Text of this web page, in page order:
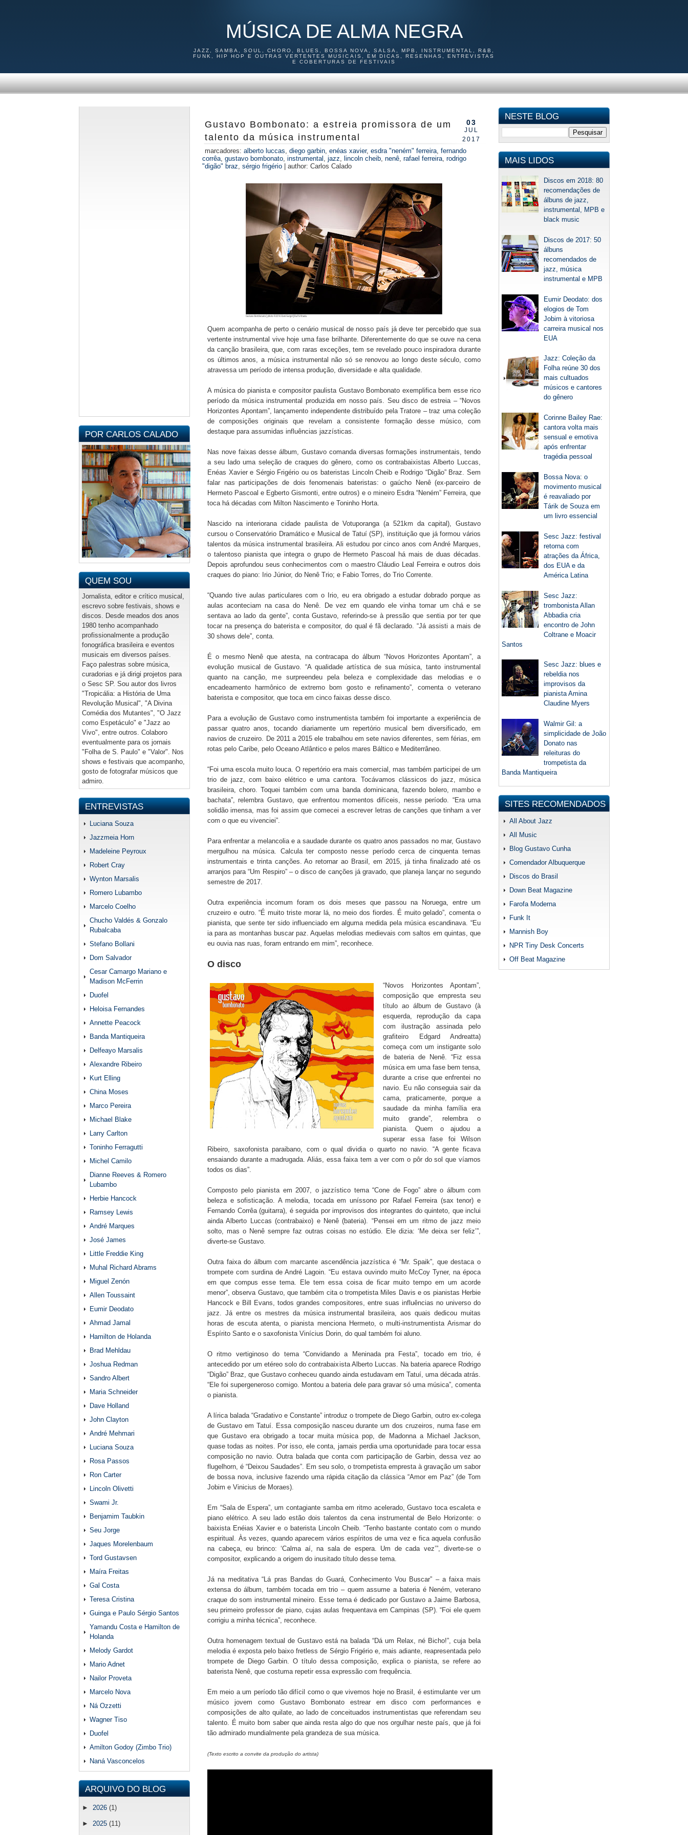
MÚSICA DE ALMA NEGRA
JAZZ, SAMBA, SOUL, CHORO, BLUES, BOSSA NOVA, SALSA, MPB, INSTRUMENTAL, R&B,
FUNK, HIP HOP E OUTRAS VERTENTES MUSICAIS, EM DICAS, RESENHAS, ENTREVISTAS
E COBERTURAS DE FESTIVAIS
POR CARLOS CALADO
QUEM SOU
Jornalista, editor e crítico musical,
escrevo sobre festivais, shows e
discos. Desde meados dos anos
1980 tenho acompanhado
profissionalmente a produção
fonográfica brasileira e eventos
musicais em diversos países.
Faço palestras sobre música,
curadorias e já dirigi projetos para
o Sesc SP. Sou autor dos livros
"Tropicália: a História de Uma
Revolução Musical", "A Divina
Comédia dos Mutantes", "O Jazz
como Espetáculo" e "Jazz ao
Vivo", entre outros. Colaboro
eventualmente para os jornais
"Folha de S. Paulo" e "Valor". Nos
shows e festivais que acompanho,
gosto de fotografar músicos que
admiro.
ENTREVISTAS
Luciana Souza
Jazzmeia Horn
Madeleine Peyroux
Robert Cray
Wynton Marsalis
Romero Lubambo
Marcelo Coelho
Chucho Valdés & Gonzalo
Rubalcaba
Stefano Bollani
Dom Salvador
Cesar Camargo Mariano e
Madison McFerrin
Duofel
Heloisa Fernandes
Annette Peacock
Banda Mantiqueira
Delfeayo Marsalis
Alexandre Ribeiro
Kurt Elling
China Moses
Marco Pereira
Michael Blake
Larry Carlton
Toninho Ferragutti
Michel Camilo
Dianne Reeves & Romero
Lubambo
Herbie Hancock
Ramsey Lewis
André Marques
José James
Little Freddie King
Muhal Richard Abrams
Miguel Zenón
Allen Toussaint
Eumir Deodato
Ahmad Jamal
Hamilton de Holanda
Brad Mehldau
Joshua Redman
Sandro Albert
Maria Schneider
Dave Holland
John Clayton
André Mehmari
Luciana Souza
Rosa Passos
Ron Carter
Lincoln Olivetti
Swami Jr.
Benjamim Taubkin
Seu Jorge
Jaques Morelenbaum
Tord Gustavsen
Maíra Freitas
Gal Costa
Teresa Cristina
Guinga e Paulo Sérgio Santos
Yamandu Costa e Hamilton de
Holanda
Melody Gardot
Mario Adnet
Nailor Proveta
Marcelo Nova
Ná Ozzetti
Wagner Tiso
Duofel
Amilton Godoy (Zimbo Trio)
Naná Vasconcelos
ARQUIVO DO BLOG
► 2026 (1)
► 2025 (11)
03
JUL
2017
Gustavo Bombonato: a estreia promissora de um
talento da música instrumental
marcadores: alberto luccas, diego garbin, enéas xavier, esdra "neném" ferreira, fernando
corrêa, gustavo bombonato, instrumental , jazz, lincoln cheib, nenê, rafael ferreira, rodrigo
"digão" braz, sérgio frigério author: Carlos Calado
Quem acompanha de perto o cenário musical de nosso país já deve ter percebido que sua
vertente instrumental vive hoje uma fase brilhante. Diferentemente do que se ouve na cena
da canção brasileira, que, com raras exceções, tem se revelado pouco inspiradora durante
os últimos anos, a música instrumental não só se renovou ao longo deste século, como
atravessa um período de intensa produção, diversidade e alta qualidade.
A música do pianista e compositor paulista Gustavo Bombonato exemplifica bem esse rico
período da música instrumental produzida em nosso país. Seu disco de estreia – “Novos
Horizontes Apontam”, lançamento independente distribuído pela Tratore – traz uma coleção
de composições originais que revelam a consistente formação desse músico, com
destaque para assumidas influências jazzísticas.
Nas nove faixas desse álbum, Gustavo comanda diversas formações instrumentais, tendo
a seu lado uma seleção de craques do gênero, como os contrabaixistas Alberto Luccas,
Enéas Xavier e Sérgio Frigério ou os bateristas Lincoln Cheib e Rodrigo “Digão” Braz. Sem
falar nas participações de dois fenomenais bateristas: o gaúcho Nenê (ex-parceiro de
Hermeto Pascoal e Egberto Gismonti, entre outros) e o mineiro Esdra “Neném” Ferreira, que
toca há décadas com Milton Nascimento e Toninho Horta.
Nascido na interiorana cidade paulista de Votuporanga (a 521km da capital), Gustavo
cursou o Conservatório Dramático e Musical de Tatuí (SP), instituição que já formou vários
talentos da música instrumental brasileira. Ali estudou por cinco anos com André Marques,
o talentoso pianista que integra o grupo de Hermeto Pascoal há mais de duas décadas.
Depois aprofundou seus conhecimentos com o maestro Cláudio Leal Ferreira e outros dois
craques do piano: Irio Júnior, do Nenê Trio; e Fabio Torres, do Trio Corrente.
“Quando tive aulas particulares com o Irio, eu era obrigado a estudar dobrado porque as
aulas aconteciam na casa do Nenê. De vez em quando ele vinha tomar um chá e se
sentava ao lado da gente”, conta Gustavo, referindo-se à pressão que sentia por ter que
tocar na presença do baterista e compositor, do qual é fã declarado. “Já assisti a mais de
30 shows dele”, conta.
É o mesmo Nenê que atesta, na contracapa do álbum “Novos Horizontes Apontam”, a
evolução musical de Gustavo. “A qualidade artística de sua música, tanto instrumental
quanto na canção, me surpreendeu pela beleza e complexidade das melodias e o
encadeamento harmônico de extremo bom gosto e refinamento”, comenta o veterano
baterista e compositor, que toca em cinco faixas desse disco.
Para a evolução de Gustavo como instrumentista também foi importante a experiência de
passar quatro anos, tocando diariamente um repertório musical bem diversificado, em
navios de cruzeiro. De 2011 a 2015 ele trabalhou em sete navios diferentes, sem férias, em
rotas pelo Caribe, pelo Oceano Atlântico e pelos mares Báltico e Mediterrâneo.
“Foi uma escola muito louca. O repertório era mais comercial, mas também participei de um
trio de jazz, com baixo elétrico e uma cantora. Tocávamos clássicos do jazz, música
brasileira, choro. Toquei também com uma banda dominicana, fazendo bolero, mambo e
bachata”, relembra Gustavo, que enfrentou momentos difíceis, nesse período. “Era uma
solidão imensa, mas foi assim que comecei a escrever letras de canções que tinham a ver
com o que eu vivenciei”.
Para enfrentar a melancolia e a saudade durante os quatro anos passados no mar, Gustavo
mergulhou na música. Calcula ter composto nesse período cerca de cinquenta temas
instrumentais e trinta canções. Ao retornar ao Brasil, em 2015, já tinha finalizado até os
arranjos para “Um Respiro” – o disco de canções já gravado, que planeja lançar no segundo
semestre de 2017.
Outra experiência incomum foram os dois meses que passou na Noruega, entre um
cruzeiro e outro. “É muito triste morar lá, no meio dos fiordes. É muito gelado”, comenta o
pianista, que sente ter sido influenciado em alguma medida pela música escandinava. “Eu
ia para as montanhas buscar paz. Aquelas melodias medievais com saltos em quintas, que
eu ouvia nas ruas, foram entrando em mim”, reconhece.
O disco
“Novos Horizontes Apontam”,
composição que empresta seu
título ao álbum de Gustavo (à
esquerda, reprodução da capa
com ilustração assinada pelo
grafiteiro Edgard Andreatta)
começa com um instigante solo
de bateria de Nenê. “Fiz essa
música em uma fase bem tensa,
durante a crise que enfrentei no
navio. Eu não conseguia sair da
cama, praticamente, porque a
saudade da minha família era
muito grande”, relembra o
pianista. Quem o ajudou a
superar essa fase foi Wilson
Ribeiro, saxofonista paraibano, com o qual dividia o quarto no navio. “A gente ficava
ensaiando durante a madrugada. Aliás, essa faixa tem a ver com o pôr do sol que víamos
todos os dias”.
Composto pelo pianista em 2007, o jazzístico tema “Cone de Fogo” abre o álbum com
beleza e sofisticação. A melodia, tocada em uníssono por Rafael Ferreira (sax tenor) e
Fernando Corrêa (guitarra), é seguida por improvisos dos integrantes do quinteto, que inclui
ainda Alberto Luccas (contrabaixo) e Nenê (bateria). “Pensei em um ritmo de jazz meio
solto, mas o Nenê sempre faz outras coisas no estúdio. Ele dizia: ‘Me deixa ser feliz’”,
diverte-se Gustavo.
Outra faixa do álbum com marcante ascendência jazzística é “Mr. Spaik”, que destaca o
trompete com surdina de André Lagoin. “Eu estava ouvindo muito McCoy Tyner, na época
em que compus esse tema. Ele tem essa coisa de ficar muito tempo em um acorde
menor”, observa Gustavo, que também cita o trompetista Miles Davis e os pianistas Herbie
Hancock e Bill Evans, todos grandes compositores, entre suas influências no universo do
jazz. Já entre os mestres da música instrumental brasileira, aos quais dedicou muitas
horas de escuta atenta, o pianista menciona Hermeto, o multi-instrumentista Arismar do
Espírito Santo e o saxofonista Vinícius Dorin, do qual também foi aluno.
O ritmo vertiginoso do tema “Convidando a Meninada pra Festa”, tocado em trio, é
antecedido por um etéreo solo do contrabaixista Alberto Luccas. Na bateria aparece Rodrigo
“Digão” Braz, que Gustavo conheceu quando ainda estudavam em Tatuí, uma década atrás.
“Ele foi supergeneroso comigo. Montou a bateria dele para gravar só uma música”, comenta
o pianista.
A lírica balada “Gradativo e Constante” introduz o trompete de Diego Garbin, outro ex-colega
de Gustavo em Tatuí. Essa composição nasceu durante um dos cruzeiros, numa fase em
que Gustavo era obrigado a tocar muita música pop, de Madonna a Michael Jackson,
quase todas as noites. Por isso, ele conta, jamais perdia uma oportunidade para tocar essa
composição no navio. Outra balada que conta com participação de Garbin, dessa vez ao
flugelhorn, é “Deixou Saudades”. Em seu solo, o trompetista empresta à gravação um sabor
de bossa nova, inclusive fazendo uma rápida citação da clássica “Amor em Paz” (de Tom
Jobim e Vinicius de Moraes).
Em “Sala de Espera”, um contagiante samba em ritmo acelerado, Gustavo toca escaleta e
piano elétrico. A seu lado estão dois talentos da cena instrumental de Belo Horizonte: o
baixista Enéias Xavier e o baterista Lincoln Cheib. “Tenho bastante contato com o mundo
espiritual. Às vezes, quando aparecem vários espíritos de uma vez e fica aquela confusão
na cabeça, eu brinco: ‘Calma aí, na sala de espera. Um de cada vez’”, diverte-se o
compositor, explicando a origem do inusitado título desse tema.
Já na meditativa “Lá pras Bandas do Guará, Conhecimento Vou Buscar” – a faixa mais
extensa do álbum, também tocada em trio – quem assume a bateria é Neném, veterano
craque do som instrumental mineiro. Esse tema é dedicado por Gustavo a Jaime Barbosa,
seu primeiro professor de piano, cujas aulas frequentava em Campinas (SP). “Foi ele quem
corrigiu a minha técnica”, reconhece.
Outra homenagem textual de Gustavo está na balada “Dá um Relax, né Bicho!”, cuja bela
melodia é exposta pelo baixo fretless de Sérgio Frigério e, mais adiante, reapresentada pelo
trompete de Diego Garbin. O título dessa composição, explica o pianista, se refere ao
baterista Nenê, que costuma repetir essa expressão com frequência.
Em meio a um período tão difícil como o que vivemos hoje no Brasil, é estimulante ver um
músico jovem como Gustavo Bombonato estrear em disco com performances e
composições de alto quilate, ao lado de conceituados instrumentistas que referendam seu
talento. É muito bom saber que ainda resta algo do que nos orgulhar neste país, que já foi
tão admirado mundialmente pela grandeza de sua música.
(Texto escrito a convite da produção do artista)
NESTE BLOG
MAIS LIDOS
Discos em 2018: 80
recomendações de
álbuns de jazz,
instrumental, MPB e
black music
Discos de 2017: 50
álbuns
recomendados de
jazz, música
instrumental e MPB
Eumir Deodato: dos
elogios de Tom
Jobim à vitoriosa
carreira musical nos
EUA
Jazz: Coleção da
Folha reúne 30 dos
mais cultuados
músicos e cantores
do gênero
Corinne Bailey Rae:
cantora volta mais
sensual e emotiva
após enfrentar
tragédia pessoal
Bossa Nova: o
movimento musical
é reavaliado por
Tárik de Souza em
um livro essencial
Sesc Jazz: festival
retorna com
atrações da África,
dos EUA e da
América Latina
Sesc Jazz:
trombonista Allan
Abbadia cria
encontro de John
Coltrane e Moacir
Santos
Sesc Jazz: blues e
rebeldia nos
improvisos da
pianista Amina
Claudine Myers
Walmir Gil: a
simplicidade de João
Donato nas
releituras do
trompetista da
Banda Mantiqueira
SITES RECOMENDADOS
All About Jazz
All Music
Blog Gustavo Cunha
Comendador Albuquerque
Discos do Brasil
Down Beat Magazine
Farofa Moderna
Funk It
Mannish Boy
NPR Tiny Desk Concerts
Off Beat Magazine